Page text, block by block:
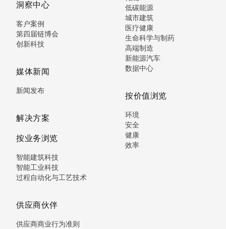
洞察中心
客户案例
第四届链博会
创新科技
媒体新闻
新闻发布
解决方案
按业务浏览
智能建筑科技
智能工业科技
过程自动化与工艺技术
供应商伙伴
供应商商业行为准则
低碳能源
城市建筑
医疗健康
生命科学与制药
高端制造
新能源汽车
数据中心
按价值浏览
环境
安全
健康
效率